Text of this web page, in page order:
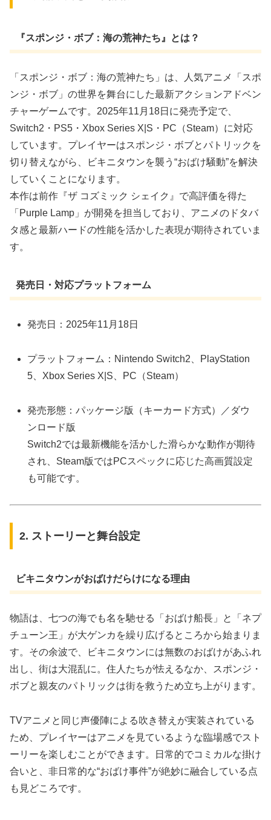
『スポンジ・ボブ：海の荒神たち』とは？
「スポンジ・ボブ：海の荒神たち」は、人気アニメ「スポ
ンジ・ボブ」の世界を舞台にした最新アクションアドベン
チャーゲームです。2025年11月18日に発売予定で、
Switch2・PS5・Xbox Series X|S・PC（Steam）に対応
しています。プレイヤーはスポンジ・ボブとパトリックを
切り替えながら、ビキニタウンを襲う“おばけ騒動”を解決
していくことになります。
本作は前作『ザ コズミック シェイク』で高評価を得た
「Purple Lamp」が開発を担当しており、アニメのドタバ
タ感と最新ハードの性能を活かした表現が期待されていま
す。
発売日・対応プラットフォーム
発売日：2025年11月18日
プラットフォーム：Nintendo Switch2、PlayStation
5、Xbox Series X|S、PC（Steam）
発売形態：パッケージ版（キーカード方式）／ダウ
ンロード版
Switch2では最新機能を活かした滑らかな動作が期待
され、Steam版ではPCスペックに応じた高画質設定
も可能です。
2. ストーリーと舞台設定
ビキニタウンがおばけだらけになる理由
物語は、七つの海でも名を馳せる「おばけ船長」と「ネプ
チューン王」が大ゲンカを繰り広げるところから始まりま
す。その余波で、ビキニタウンには無数のおばけがあふれ
出し、街は大混乱に。住人たちが怯えるなか、スポンジ・
ボブと親友のパトリックは街を救うため立ち上がります。
TVアニメと同じ声優陣による吹き替えが実装されている
ため、プレイヤーはアニメを見ているような臨場感でスト
ーリーを楽しむことができます。日常的でコミカルな掛け
合いと、非日常的な“おばけ事件”が絶妙に融合している点
も見どころです。